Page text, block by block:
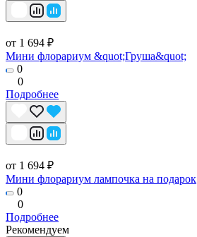
от 1 694 ₽
Мини флорариум &quot;Груша&quot;
0
0
Подробнее
от 1 694 ₽
Мини флорариум лампочка на подарок
0
0
Подробнее
Рекомендуем